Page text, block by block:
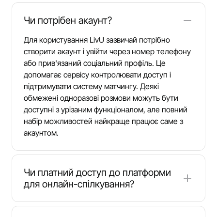
Чи потрібен акаунт?
Для користування LivU зазвичай потрібно
створити акаунт і увійти через номер телефону
або прив'язаний соціальний профіль. Це
допомагає сервісу контролювати доступ і
підтримувати систему матчингу. Деякі
обмежені одноразові розмови можуть бути
доступні з урізаним функціоналом, але повний
набір можливостей найкраще працює саме з
акаунтом.
Чи платний доступ до платформи
для онлайн-спілкування?
У LivU є додаткові платні функції. Монети